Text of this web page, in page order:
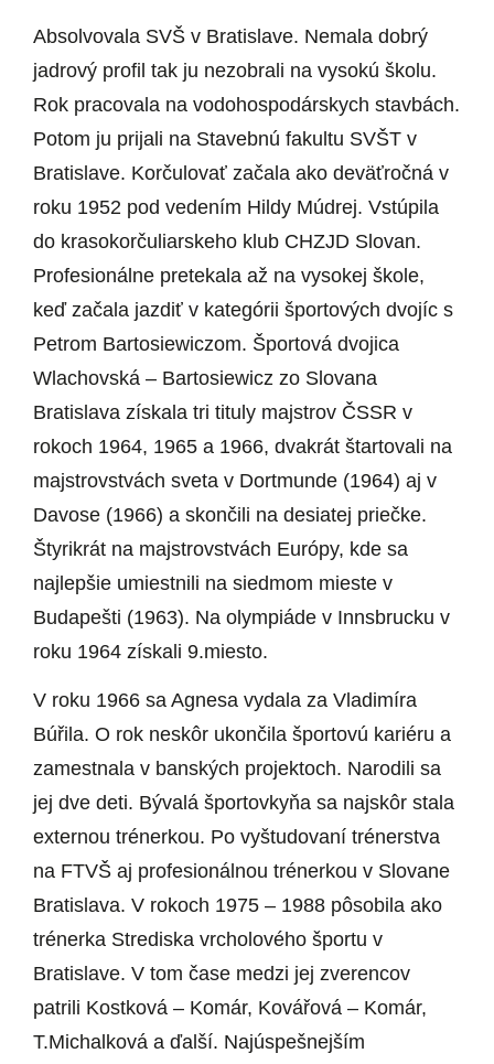
Absolvovala SVŠ v Bratislave. Nemala dobrý
jadrový profil tak ju nezobrali na vysokú školu.
Rok pracovala na vodohospodárskych stavbách.
Potom ju prijali na Stavebnú fakultu SVŠT v
Bratislave. Korčulovať začala ako deväťročná v
roku 1952 pod vedením Hildy Múdrej. Vstúpila
do krasokorčuliarskeho klub CHZJD Slovan.
Profesionálne pretekala až na vysokej škole,
keď začala jazdiť v kategórii športových dvojíc s
Petrom Bartosiewiczom. Športová dvojica
Wlachovská – Bartosiewicz zo Slovana
Bratislava získala tri tituly majstrov ČSSR v
rokoch 1964, 1965 a 1966, dvakrát štartovali na
majstrovstvách sveta v Dortmunde (1964) aj v
Davose (1966) a skončili na desiatej priečke.
Štyrikrát na majstrovstvách Európy, kde sa
najlepšie umiestnili na siedmom mieste v
Budapešti (1963). Na olympiáde v Innsbrucku v
roku 1964 získali 9.miesto.
V roku 1966 sa Agnesa vydala za Vladimíra
Búřila. O rok neskôr ukončila športovú kariéru a
zamestnala v banských projektoch. Narodili sa
jej dve deti. Bývalá športovkyňa sa najskôr stala
externou trénerkou. Po vyštudovaní trénerstva
na FTVŠ aj profesionálnou trénerkou v Slovane
Bratislava. V rokoch 1975 – 1988 pôsobila ako
trénerka Strediska vrcholového športu v
Bratislave. V tom čase medzi jej zverencov
patrili Kostková – Komár, Kovářová – Komár,
T.Michalková a ďalší. Najúspešnejším